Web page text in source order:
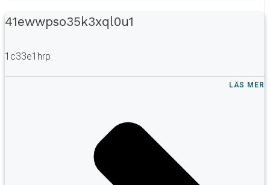
41ewwpso35k3xql0u1
1c33e1hrp
LÄS MER